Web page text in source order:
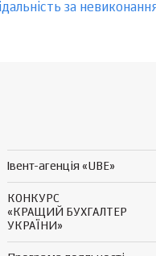
за
Івент-агенція «UBE»
КОНКУРС
«КРАЩИЙ БУХГАЛТЕР
УКРАЇНИ»